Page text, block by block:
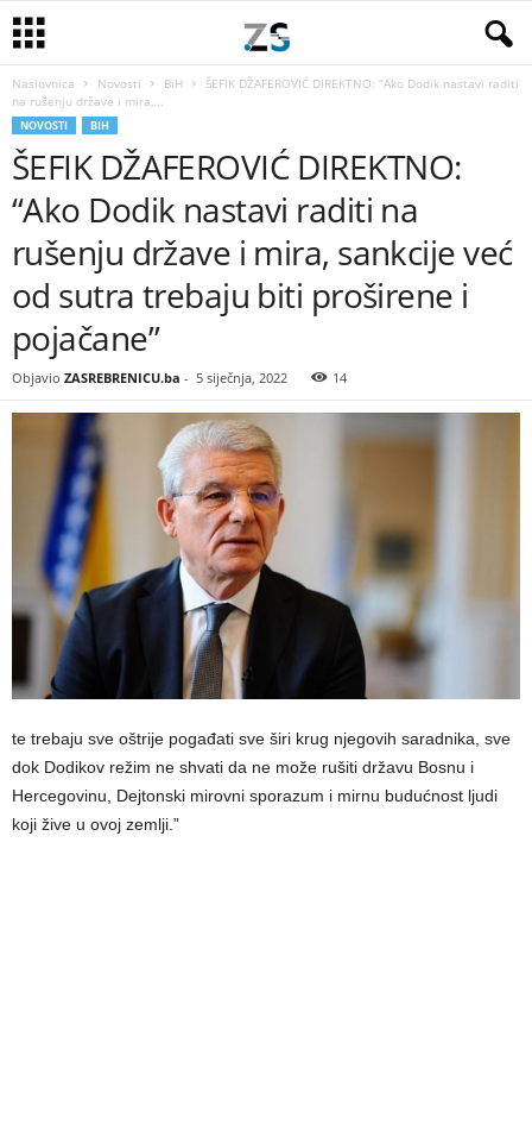
Naslovnica Novosti BiH
ŠEFIK DŽAFEROVIĆ DIREKTNO: “Ako Dodik nastavi raditi
na rušenju države i mira,...
NOVOSTI BIH
ŠEFIK DŽAFEROVIĆ DIREKTNO:
“Ako Dodik nastavi raditi na
rušenju države i mira, sankcije već
od sutra trebaju biti proširene i
pojačane”
Objavio ZASREBRENICU.ba - 5 siječnja, 2022 14
te trebaju sve oštrije pogađati sve širi krug njegovih saradnika, sve
dok Dodikov režim ne shvati da ne može rušiti državu Bosnu i
Hercegovinu, Dejtonski mirovni sporazum i mirnu budućnost ljudi
koji žive u ovoj zemlji.”